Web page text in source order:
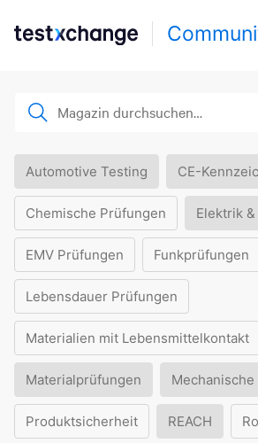
Automotive Testing CE-
Chemische Prüfungen Elektrik
EMV Prüfungen Funkprüfungen
Lebensdauer Prüfungen
Materialien mit Lebensmittelkontakt
Materialprüfungen
Produktsicherheit REACH